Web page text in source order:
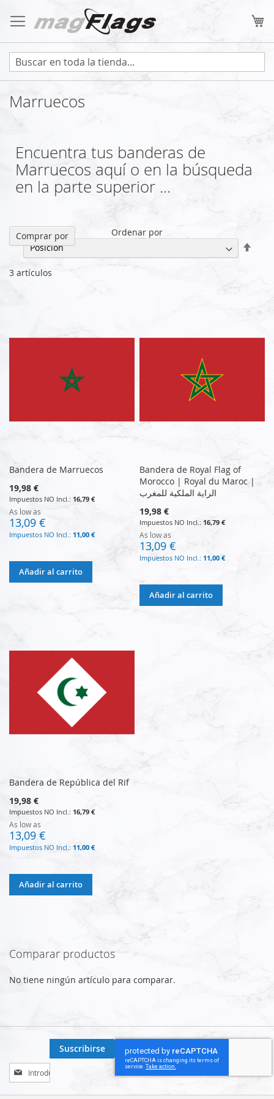
al
contenido
Marruecos
Encuentra tus banderas de
Marruecos aquí o en la búsqueda
en la parte superior ...
3 artículos
Ordenar por
Bandera de Marruecos
19,98 €
16,79 €
As low as
13,09 €
11,00 €
Añadir al carrito
Bandera de Royal Flag of
Morocco | Royal du Maroc |
الراية الملكية للمغرب
19,98 €
16,79 €
As low as
13,09 €
11,00 €
Añadir al carrito
Bandera de República del Rif
19,98 €
16,79 €
As low as
13,09 €
11,00 €
Añadir al carrito
Comprar por
Comparar productos
No tiene ningún artículo para comparar.
Inscríbase
a
nuestro
Suscribirse